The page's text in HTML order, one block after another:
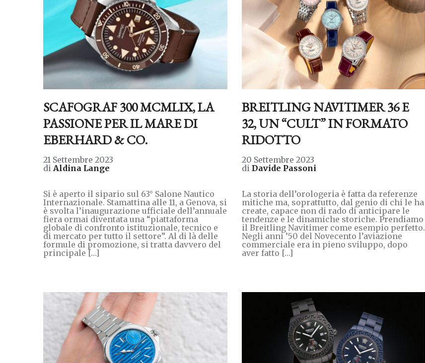
SCAFOGRAF 300 MCMLIX, LA
PASSIONE PER IL MARE DI
EBERHARD & CO.
21 Settembre 2023
di Aldina Lange
Si è aperto il sipario sul 63° Salone Nautico
Internazionale. Stamattina alle 11, a Genova, si
è svolta l’inaugurazione ufficiale dell’annuale
fiera ormai diventata una “piattaforma
globale di confronto istituzionale, tecnico e
di mercato per tutto il settore”. Al di là delle
formule di promozione, si tratta davvero del
principale […]
BREITLING NAVITIMER 36 E
32, UN “CULT” IN FORMATO
RIDOTTO
20 Settembre 2023
di Davide Passoni
La storia dell’orologeria è fatta da referenze
mitiche ma, soprattutto, dal genio di chi le ha
create, capace non di rado di anticipare le
tendenze e le dinamiche storiche. Prendiamo
il Breitling Navitimer come esempio perfetto.
Negli anni ’50 del Novecento l’aviazione
commerciale era in pieno sviluppo, dopo
aver fatto […]